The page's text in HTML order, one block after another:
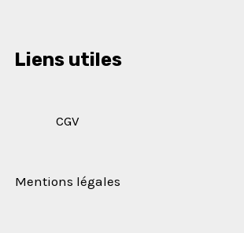
Liens utiles
CGV
Mentions légales